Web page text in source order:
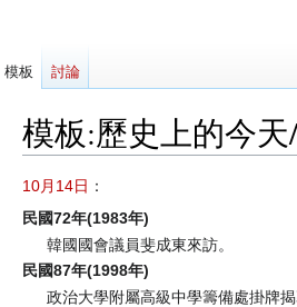
模板:歷史上的今天
跳
至
覽
跳
至
尋
10月14日 ：
民國72年(1983年)
韓國國會議員斐成東來訪。
民國87年(1998年)
政治大學附屬高級中學籌備處掛牌
模板 討論